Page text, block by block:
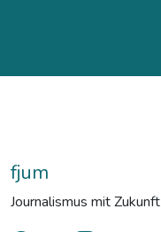
fjum
Journalismus mit Zukunft